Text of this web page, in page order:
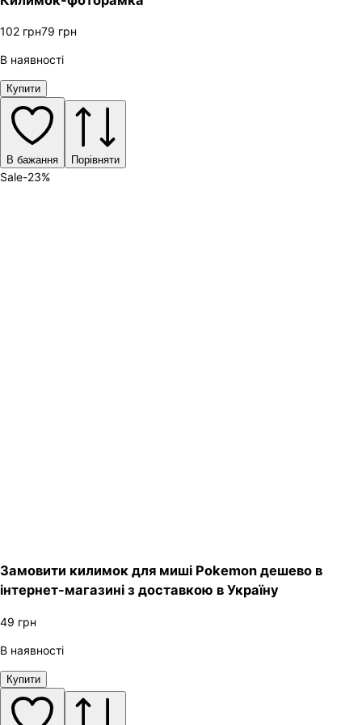
102 грн79 грн
В наявності
Купити
В бажання Порівняти
Sale-23%
Замовити килимок для миші Pokemon дешево в
інтернет-магазині з доставкою в Україну
49 грн
В наявності
Купити